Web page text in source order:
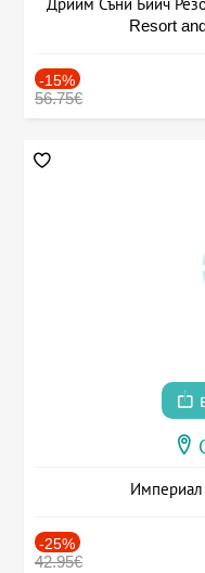
Дрийм Съни Бийч
Resort
-15%
56.75€
Империал
-25%
42.95€